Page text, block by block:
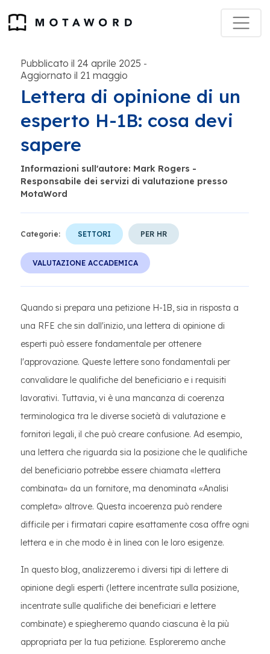
Pubblicato il 24 aprile 2025 -
Aggiornato il 21 maggio
Lettera di opinione di un
esperto H-1B: cosa devi
sapere
Informazioni sull'autore: Mark Rogers -
Responsabile dei servizi di valutazione presso
MotaWord
Categorie: SETTORI PER HR
VALUTAZIONE ACCADEMICA
Quando si prepara una petizione H-1B, sia in risposta a
una RFE che sin dall'inizio, una lettera di opinione di
esperti può essere fondamentale per ottenere
l'approvazione. Queste lettere sono fondamentali per
convalidare le qualifiche del beneficiario e i requisiti
lavorativi. Tuttavia, vi è una mancanza di coerenza
terminologica tra le diverse società di valutazione e
fornitori legali, il che può creare confusione. Ad esempio,
una lettera che riguarda sia la posizione che le qualifiche
del beneficiario potrebbe essere chiamata «lettera
combinata» da un fornitore, ma denominata «Analisi
completa» altrove. Questa incoerenza può rendere
difficile per i firmatari capire esattamente cosa offre ogni
lettera e in che modo è in linea con le loro esigenze.
In questo blog, analizzeremo i diversi tipi di lettere di
opinione degli esperti (lettere incentrate sulla posizione,
incentrate sulle qualifiche dei beneficiari e lettere
combinate) e spiegheremo quando ciascuna è la più
appropriata per la tua petizione. Esploreremo anche